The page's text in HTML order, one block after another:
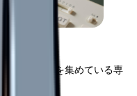
急速に注目を集めている専